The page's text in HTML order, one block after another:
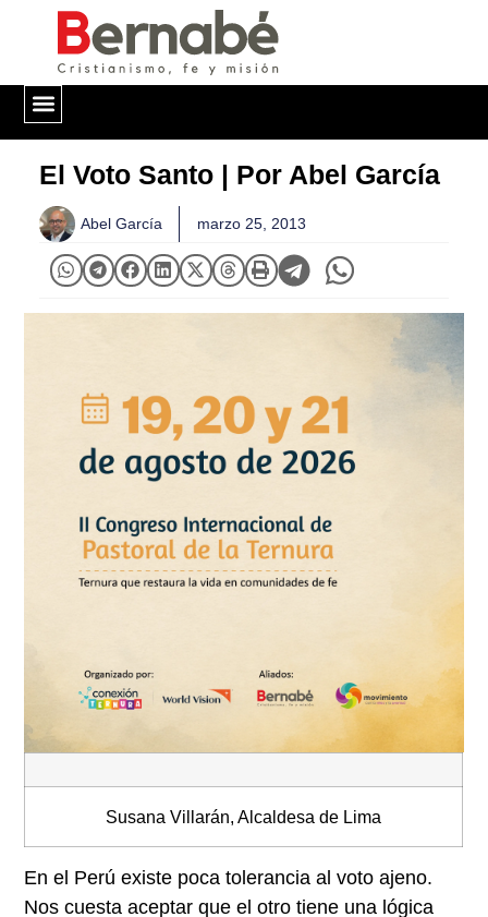
El Voto Santo | Por Abel García
Abel García marzo 25, 2013
Susana Villarán, Alcaldesa de Lima
En el Perú existe poca tolerancia al voto ajeno.
Nos cuesta aceptar que el otro tiene una lógica